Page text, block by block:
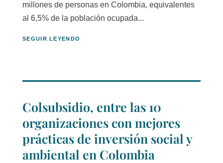
millones de personas en Colombia, equivalentes
al 6,5% de la población ocupada...
SEGUIR LEYENDO
Colsubsidio, entre las 10
organizaciones con mejores
prácticas de inversión social y
ambiental en Colombia